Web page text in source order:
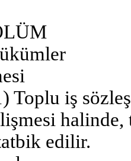
Toplu iş
halinde,
edilir.